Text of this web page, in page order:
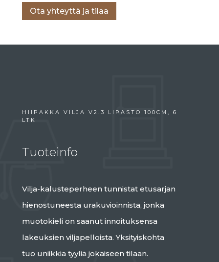
Ota yhteyttä ja tilaa
HIIPAKKA VILJA V2.3 LIPASTO 100CM, 6
LTK
Tuoteinfo
Vilja-kalusteperheen tunnistat etusarjan
hienostuneesta urakuvioinnista, jonka
muotokieli on saanut innoituksensa
lakeuksien viljapelloista. Yksityiskohta
tuo uniikkia tyyliä jokaiseen tilaan.